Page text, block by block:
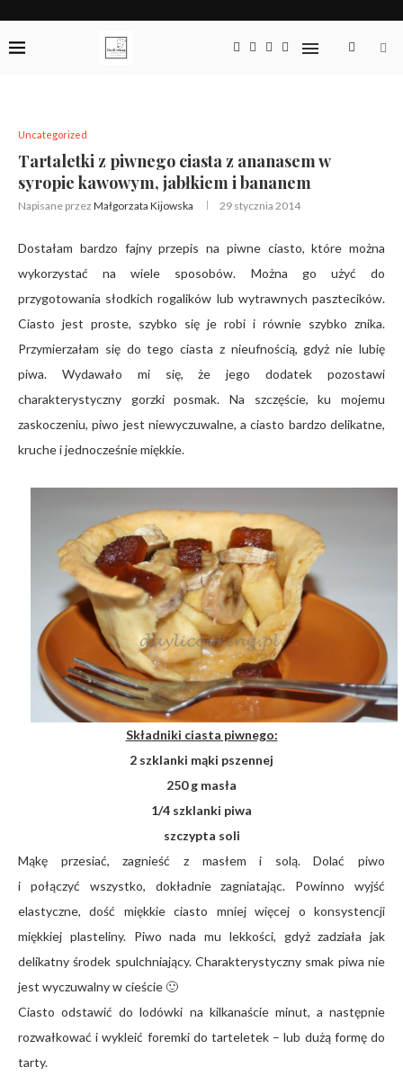
Uncategorized
Tartaletki z piwnego ciasta z ananasem w
syropie kawowym, jabłkiem i bananem
Napisane przez Małgorzata Kijowska 29 stycznia 2014
Dostałam bardzo fajny przepis na piwne ciasto, które można
wykorzystać na wiele sposobów. Można go użyć do
przygotowania słodkich rogalików lub wytrawnych pasztecików.
Ciasto jest proste, szybko się je robi i równie szybko znika.
Przymierzałam się do tego ciasta z nieufnością, gdyż nie lubię
piwa. Wydawało mi się, że jego dodatek pozostawi
charakterystyczny gorzki posmak. Na szczęście, ku mojemu
zaskoczeniu, piwo jest niewyczuwalne, a ciasto bardzo delikatne,
kruche i jednocześnie miękkie.
Składniki ciasta piwnego:
2 szklanki mąki pszennej
250 g masła
1/4 szklanki piwa
szczypta soli
Mąkę przesiać, zagnieść z masłem i solą. Dolać piwo
i połączyć wszystko, dokładnie zagniatając. Powinno wyjść
elastyczne, dość miękkie ciasto mniej więcej o konsystencji
miękkiej plasteliny. Piwo nada mu lekkości, gdyż zadziała jak
delikatny środek spulchniający. Charakterystyczny smak piwa nie
jest wyczuwalny w cieście 🙂
Ciasto odstawić do lodówki na kilkanaście minut, a następnie
rozwałkować i wykleić foremki do tarteletek – lub dużą formę do
tarty.